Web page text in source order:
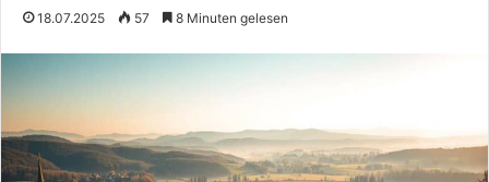
18.07.2025 57 8 Minuten gelesen